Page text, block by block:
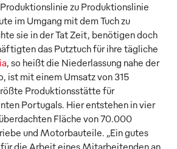
zu Produktionslinie
im Umgang mit dem Tuch zu
sie in der Tat Zeit, benötigen doch
das Putztuch für ihre tägliche
, so heißt die Niederlassung nahe der
ist mit einem Umsatz von 315
Produktionsstätte für
Portugals. Hier entstehen in vier
Fläche von 70.000
und Motorbauteile. „Ein gutes